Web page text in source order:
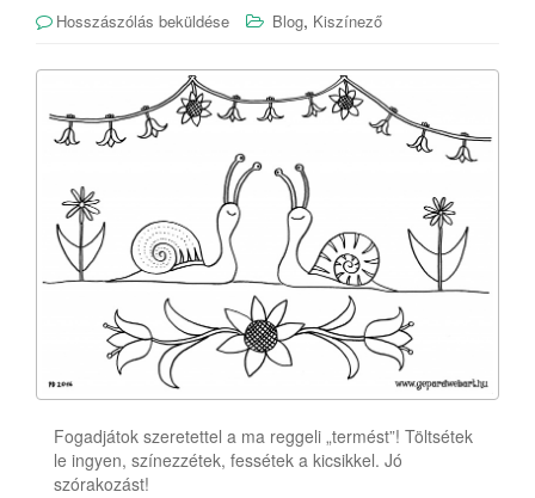
Hosszászólás beküldése Blog, Kiszínező
Fogadjátok szeretettel a ma reggeli „termést”! Töltsétek
le ingyen, színezzétek, fessétek a kicsikkel. Jó
szórakozást!